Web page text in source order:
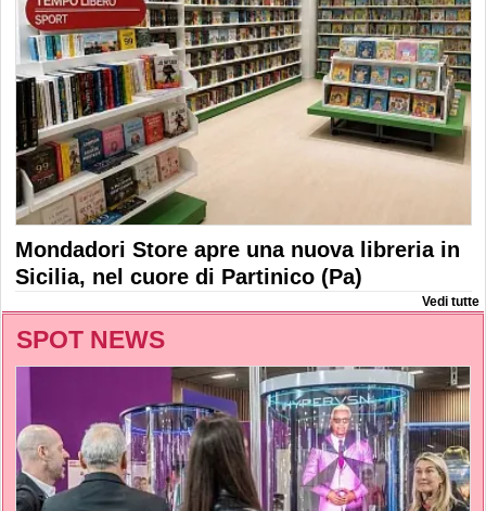
Mondadori Store apre una nuova libreria in
Sicilia, nel cuore di Partinico (Pa)
Vedi tutte
SPOT NEWS